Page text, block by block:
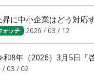
に中小企業はどう対応
ォッチ 2026 / 03 / 12
8年（2026）3月5日「
/ 03 / 02